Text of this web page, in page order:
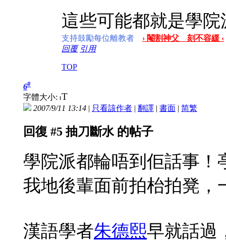
這些可能都就是學
支持鼓勵每位離教者
› 閹割神父 刻不容緩 ‹
回覆 引用
TOP
6#
字體大小: tT
2007/9/11 13:14 | 只看該作者 | 翻譯 | 書面 | 简繁
回復 #5 抽刀斷水 的帖子
學院派都輪唔到佢話事
我地後輩面前拍枱拍凳，
漢語學者朱德熙早就話過